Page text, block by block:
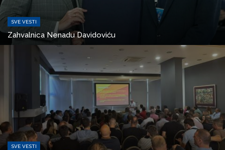
SVE VESTI
Zahvalnica Nenadu Davidoviću
SVE VESTI